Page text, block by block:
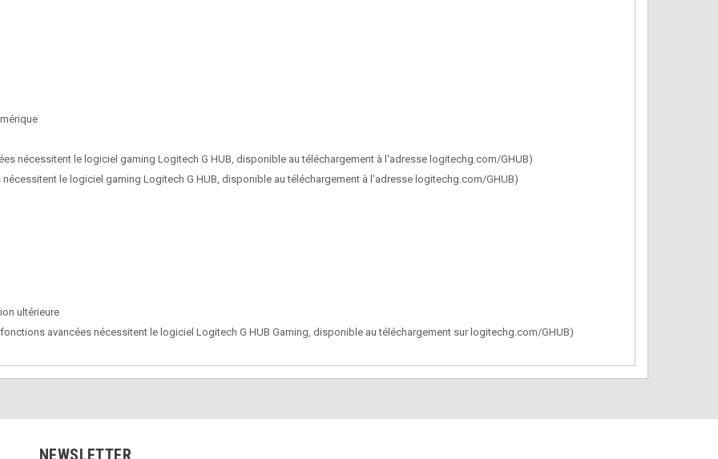
nécessitent le logiciel gaming Logitech G HUB, disponible au téléchargement à l'adresse logitechg.com/GHUB)
le logiciel gaming Logitech G HUB, disponible au téléchargement à l'adresse logitechg.com/GHUB)
ultérieure
avancées nécessitent le logiciel Logitech G HUB Gaming, disponible au téléchargement sur logitechg.com/GHUB)
NEWSLETTER